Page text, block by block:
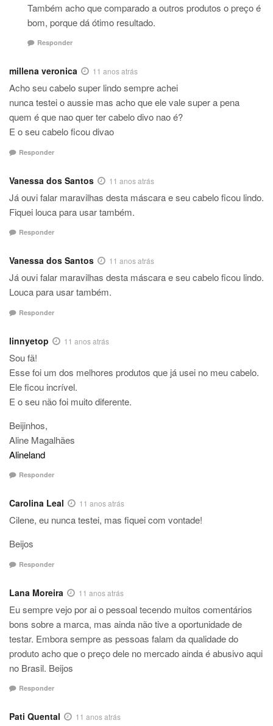
Também acho que comparado a outros produtos o preço é
bom, porque dá ótimo resultado.
Responder
millena veronica 11 anos atrás
Acho seu cabelo super lindo sempre achei
nunca testei o aussie mas acho que ele vale super a pena
quem é que nao quer ter cabelo divo nao é?
E o seu cabelo ficou divao
Responder
Vanessa dos Santos 11 anos atrás
Já ouvi falar maravilhas desta máscara e seu cabelo ficou lindo.
Fiquei louca para usar também.
Responder
Vanessa dos Santos 11 anos atrás
Já ouvi falar maravilhas desta máscara e seu cabelo ficou lindo.
Louca para usar também.
Responder
linnyetop 11 anos atrás
Sou fã!
Esse foi um dos melhores produtos que já usei no meu cabelo.
Ele ficou incrível.
E o seu não foi muito diferente.
Beijinhos,
Aline Magalhães
Alineland
Responder
Carolina Leal 11 anos atrás
Cilene, eu nunca testei, mas fiquei com vontade!
Beijos
Responder
Lana Moreira 11 anos atrás
Eu sempre vejo por ai o pessoal tecendo muitos comentários
bons sobre a marca, mas ainda não tive a oportunidade de
testar. Embora sempre as pessoas falam da qualidade do
produto acho que o preço dele no mercado ainda é abusivo aqui
no Brasil. Beijos
Responder
Pati Quental 11 anos atrás